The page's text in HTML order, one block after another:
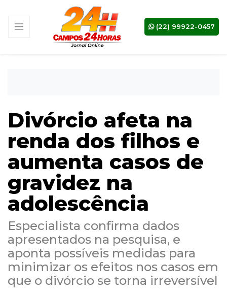
(22) 99922-0457
Divórcio afeta na
renda dos filhos e
aumenta casos de
gravidez na
adolescência
Especialista confirma dados
apresentados na pesquisa, e
aponta possíveis medidas para
minimizar os efeitos nos casos em
que o divórcio se torna irreversível